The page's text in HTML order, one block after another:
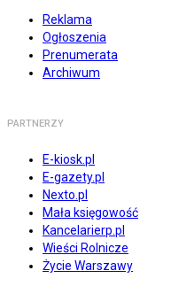
Reklama
Ogłoszenia
Prenumerata
Archiwum
PARTNERZY
E-kiosk.pl
E-gazety.pl
Nexto.pl
Mała księgowość
Kancelarierp.pl
Wieści Rolnicze
Życie Warszawy